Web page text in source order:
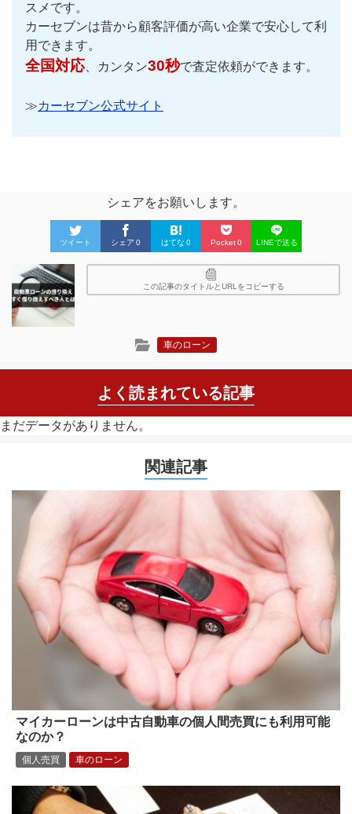
スメです。
カーセブンは昔から顧客評価が高い企業で安心して利
用できます。
全国対応、カンタン30秒で査定依頼ができます。
≫カーセブン公式サイト
シェアをお願いします。
ツイート シェア 0 はてな 0 Pocket0 LINEで送る
この記事のタイトルとURLをコピーする
車のローン
よく読まれている記事
まだデータがありません。
関連記事
マイカーローンは中古自動車の個人間売買にも利用可能
なのか？
個人売買 車のローン